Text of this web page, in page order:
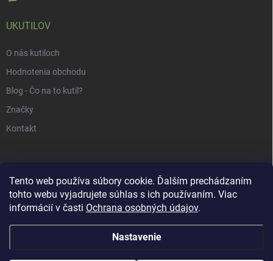
Tento web používa súbory cookie. Ďalším prechádzaním
tohto webu vyjadrujete súhlas s ich používaním. Viac
informácií v časti Ochrana osobných údajov.
Nastavenie
UKUTILOV
O nás kutiloch
Hodnotenia obchodu
Blog - Čo na to kutil?
Značky
Kontakt